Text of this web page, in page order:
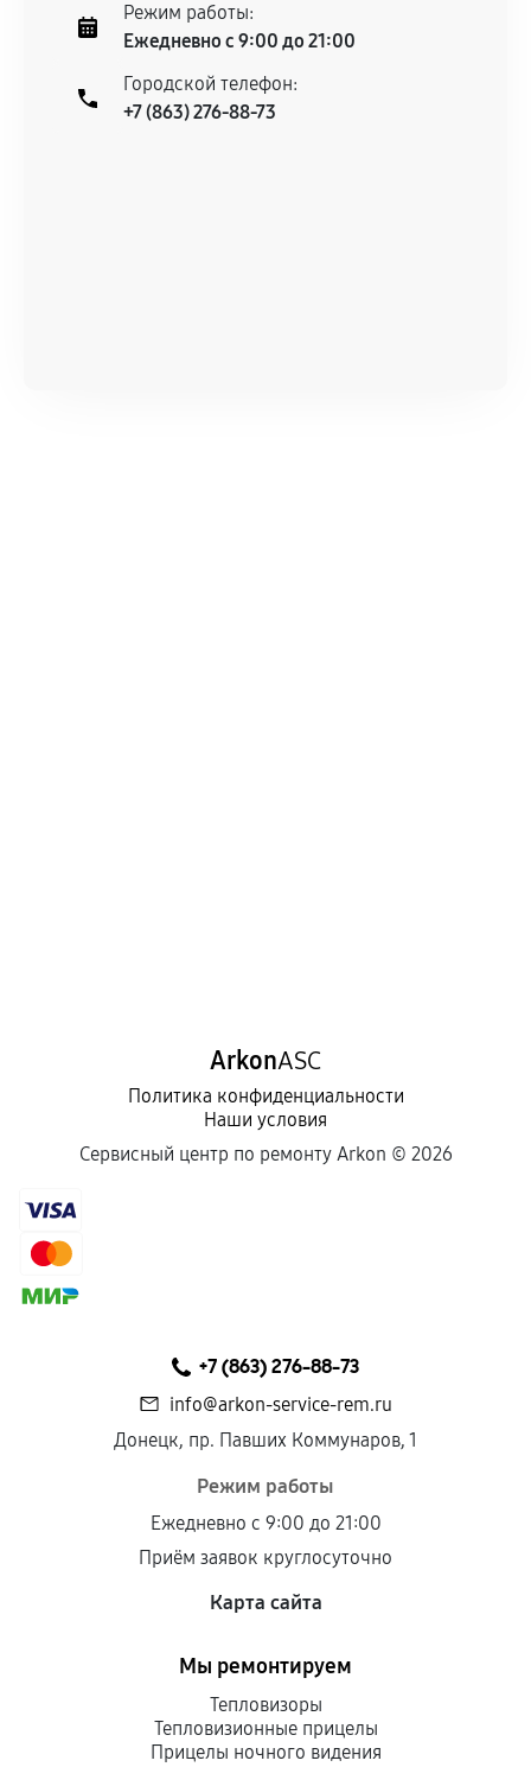
Режим работы:
Ежедневно с 9:00 до 21:00
Городской телефон:
+7 (863) 276-88-73
ArkonASC
Политика конфиденциальности
Наши условия
Сервисный центр по ремонту Arkon © 2026
+7 (863) 276-88-73
info@arkon-service-rem.ru
Донецк, пр. Павших Коммунаров, 1
Режим работы
Ежедневно с 9:00 до 21:00
Приём заявок круглосуточно
Карта сайта
Мы ремонтируем
Тепловизоры
Тепловизионные прицелы
Прицелы ночного видения